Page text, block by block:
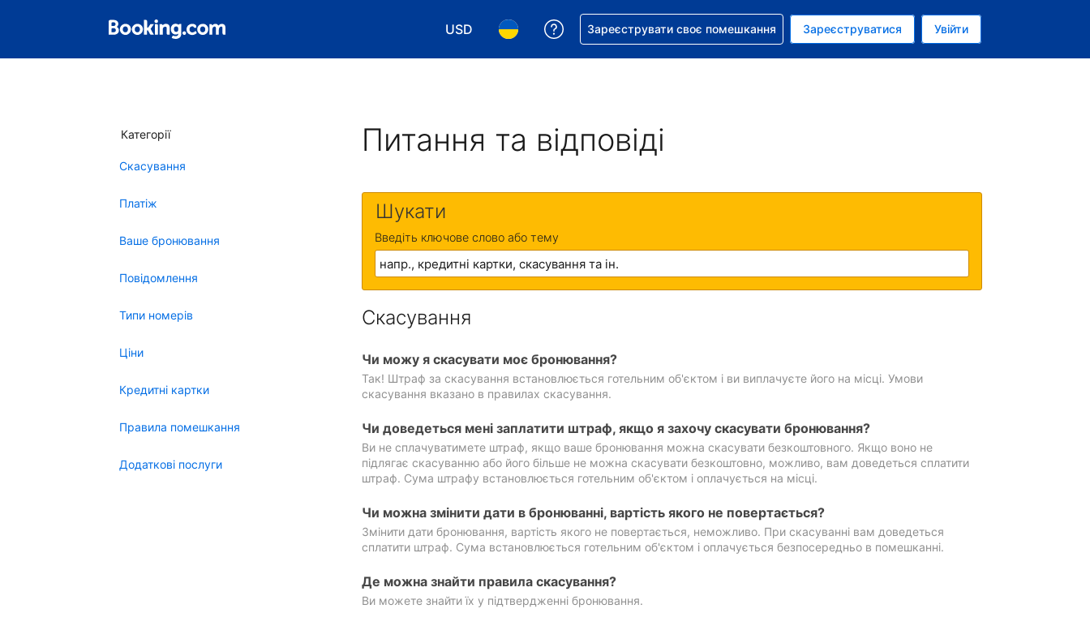
USD
Виберіть валюту. Ваша поточна валюта: Долар США
Виберіть мову. Ваша поточна мова: Українською
Отримайте допомогу з бронюванням
Зареєструвати своє помешкання Зареєструватися Увійти
Категорії
Скасування
Платіж
Ваше бронювання
Повідомлення
Типи номерів
Ціни
Кредитні картки
Правила помешкання
Додаткові послуги
Питання та відповіді
Шукати
Введіть ключове слово або тему
Скасування
Чи можу я скасувати моє бронювання?
Так! Штраф за скасування встановлюється готельним об'єктом і ви виплачуєте його на місці. Умови
скасування вказано в правилах скасування.
Чи доведеться мені заплатити штраф, якщо я захочу скасувати бронювання?
Ви не сплачуватимете штраф, якщо ваше бронювання можна скасувати безкоштовного. Якщо воно не
підлягає скасуванню або його більше не можна скасувати безкоштовно, можливо, вам доведеться сплатити
штраф. Сума штрафу встановлюється готельним об'єктом і оплачується на місці.
Чи можна змінити дати в бронюванні, вартість якого не повертається?
Змінити дати бронювання, вартість якого не повертається, неможливо. При скасуванні вам доведеться
сплатити штраф. Сума встановлюється готельним об'єктом і оплачується безпосередньо в помешканні.
Де можна знайти правила скасування?
Ви можете знайти їх у підтвердженні бронювання.